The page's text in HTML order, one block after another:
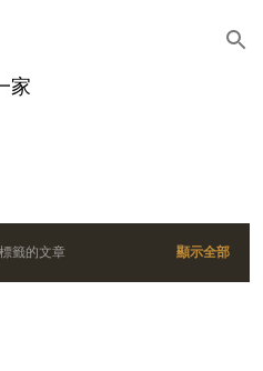
家
標籤的文章 顯示全部